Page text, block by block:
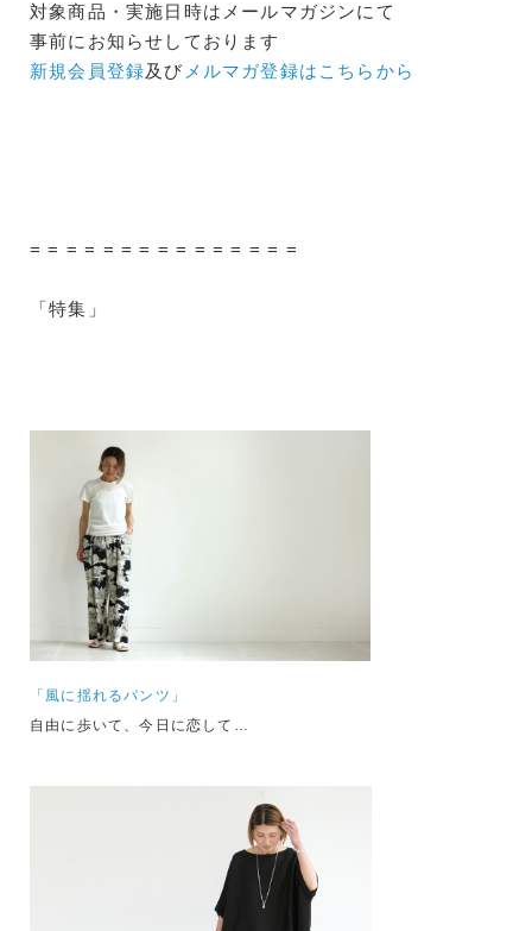
対象商品・実施日時はメールマガジンにて
事前にお知らせしております
新規会員登録及び メルマガ登録はこちらから
= = = = = = = = = = = = = = =
「特集」
「風に揺れるパンツ」
自由に歩いて、今日に恋して…